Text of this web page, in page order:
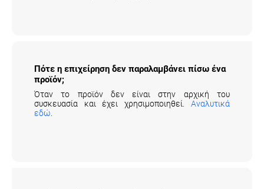
Πότε η επιχείρηση δεν παραλαμβάνει πίσω
ένα προϊόν;
Όταν το προϊόν δεν είναι στην αρχική του
συσκευασία και έχει χρησιμοποιηθεί.
Αναλυτικά
εδώ